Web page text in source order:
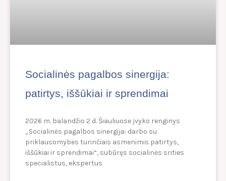
Socialinės pagalbos sinergija:
patirtys, iššūkiai ir sprendimai
2026 m. balandžio 2 d. Šiauliuose įvyko renginys
„Socialinės pagalbos sinergija: darbo su
priklausomybes turinčiais asmenimis patirtys,
iššūkiai ir sprendimai“, subūręs socialinės srities
specialistus, ekspertus